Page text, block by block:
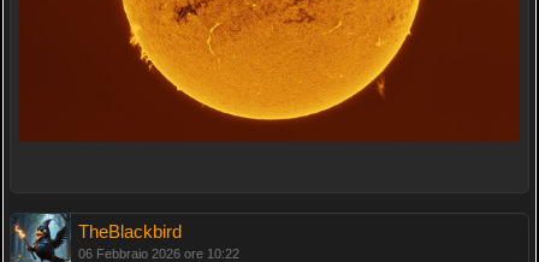
TheBlackbird
06 Febbraio 2026 ore 10:22